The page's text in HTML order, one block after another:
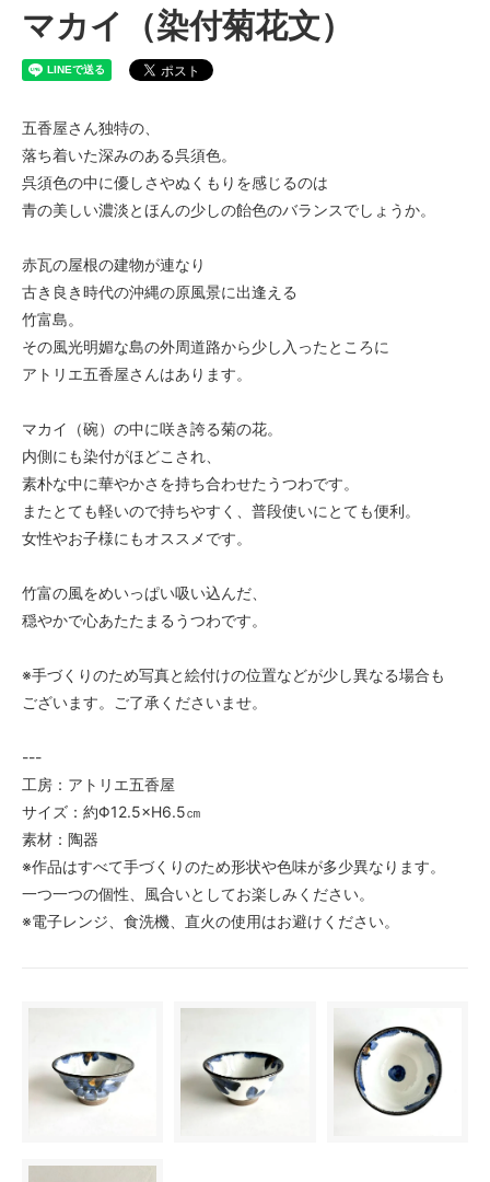
マカイ（染付菊花文）
五香屋さん独特の、
落ち着いた深みのある呉須色。
呉須色の中に優しさやぬくもりを感じるのは
青の美しい濃淡とほんの少しの飴色のバランスでしょうか。
赤瓦の屋根の建物が連なり
古き良き時代の沖縄の原風景に出逢える
竹富島。
その風光明媚な島の外周道路から少し入ったところに
アトリエ五香屋さんはあります。
マカイ（碗）の中に咲き誇る菊の花。
内側にも染付がほどこされ、
素朴な中に華やかさを持ち合わせたうつわです。
またとても軽いので持ちやすく、普段使いにとても便利。
女性やお子様にもオススメです。
竹富の風をめいっぱい吸い込んだ、
穏やかで心あたたまるうつわです。
※手づくりのため写真と絵付けの位置などが少し異なる場合も
ございます。ご了承くださいませ。
---
工房：アトリエ五香屋
サイズ：約Φ12.5×H6.5㎝
素材：陶器
※作品はすべて手づくりのため形状や色味が多少異なります。
一つ一つの個性、風合いとしてお楽しみください。
※電子レンジ、食洗機、直火の使用はお避けください。